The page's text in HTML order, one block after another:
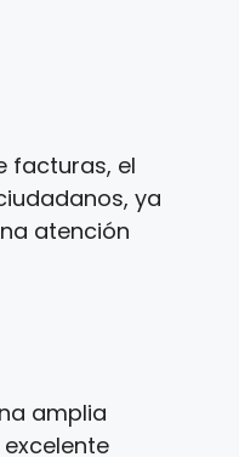
facturas, el
ya
atención
amplia